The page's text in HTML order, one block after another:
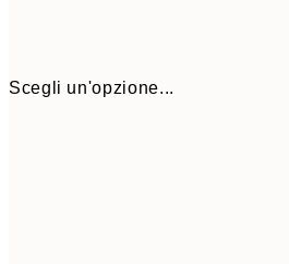
Scegli un'opzione...